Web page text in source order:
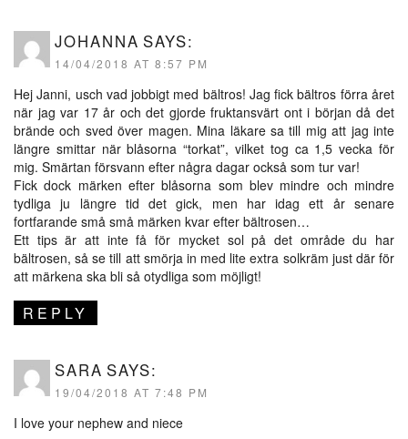
JOHANNA SAYS:
14/04/2018 AT 8:57 PM
Hej Janni, usch vad jobbigt med bältros! Jag fick bältros förra året
när jag var 17 år och det gjorde fruktansvärt ont i början då det
brände och sved över magen. Mina läkare sa till mig att jag inte
längre smittar när blåsorna “torkat”, vilket tog ca 1,5 vecka för
mig. Smärtan försvann efter några dagar också som tur var!
Fick dock märken efter blåsorna som blev mindre och mindre
tydliga ju längre tid det gick, men har idag ett år senare
fortfarande små små märken kvar efter bältrosen…
Ett tips är att inte få för mycket sol på det område du har
bältrosen, så se till att smörja in med lite extra solkräm just där för
att märkena ska bli så otydliga som möjligt!
REPLY
SARA SAYS:
19/04/2018 AT 7:48 PM
I love your nephew and niece